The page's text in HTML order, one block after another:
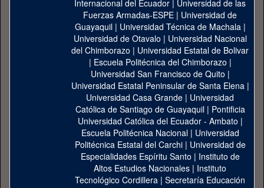
Internacional del Ecuador | Universidad de las
Fuerzas Armadas-ESPE | Universidad de
Guayaquil| Universidad Técnica de Machala|
Universidad de Otavalo | Universidad Nacional
del Chimborazo | Universidad Estatal de Bolivar
| Escuela Politécnica del Chimborazo |
Universidad San Francisco de Quito |
Universidad Estatal Peninsular de Santa Elena|
Universidad Casa Grande | Universidad
Católica de Santiago de Guayaquil| Pontificia
Universidad Católica del Ecuador - Ambato |
Escuela Politécnica Nacional| Universidad
Politécnica Estatal del Carchi| Universidad de
Especialidades Espíritu Santo | Instituto de
Altos Estudios Nacionales | Instituto
Tecnológico Cordillera | Secretaría Educación